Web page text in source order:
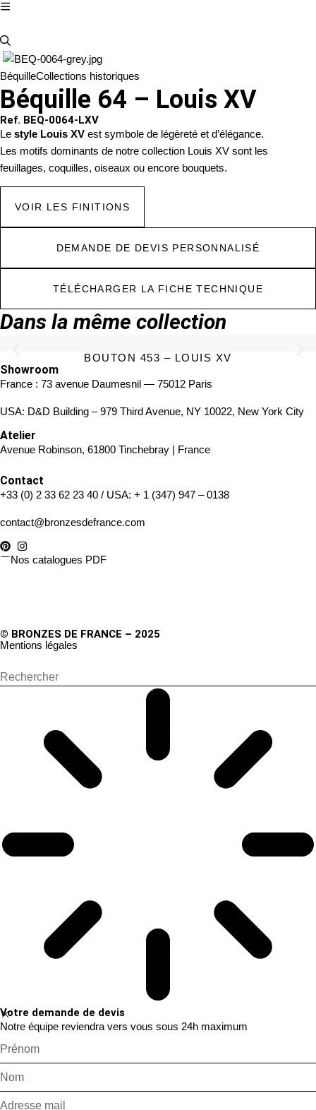
BéquilleCollections historiques
Béquille 64 – Louis XV
Ref. BEQ-0064-LXV
Le style Louis XV est symbole de légèreté et d’élégance.
Les motifs dominants de notre collection Louis XV sont les
feuillages, coquilles, oiseaux ou encore bouquets.
VOIR LES FINITIONS
DEMANDE DE DEVIS PERSONNALISÉ
TÉLÉCHARGER LA FICHE TECHNIQUE
Dans la même collection
BOUTON 453 – LOUIS XV
Showroom
France : 73 avenue Daumesnil — 75012 Paris
USA: D&D Building – 979 Third Avenue, NY 10022, New York City
Atelier
Avenue Robinson, 61800 Tinchebray | France
Contact
+33 (0) 2 33 62 23 40 / USA: + 1 (347) 947 – 0138
contact@bronzesdefrance.com
Nos catalogues PDF
© BRONZES DE FRANCE – 2025
Mentions légales
Votre demande de devis
Notre équipe reviendra vers vous sous 24h maximum